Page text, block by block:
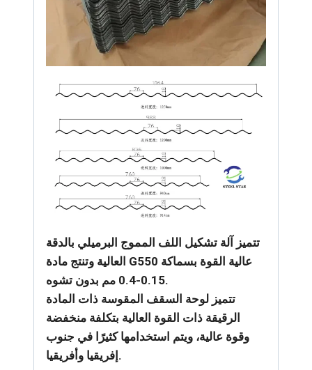
تتميز آلة تشكيل اللف المموج البرميلي بالدقة
العالية وتنتج مادة G550 عالية القوة بسماكة
0.15-0.4 مم بدون تشوه.
تتميز لوحة السقف المقوسة ذات المادة
الرقيقة ذات القوة العالية بتكلفة منخفضة
وقوة عالية، ويتم استخدامها كثيرًا في جنوب
إفريقيا وأفريقيا.